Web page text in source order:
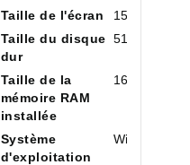
Taille de l'écran
15,6 Pouces
Taille du disque
dur
512 Go
Taille de la
mémoire RAM
installée
16 Go
Système
d'exploitation
Windows 11